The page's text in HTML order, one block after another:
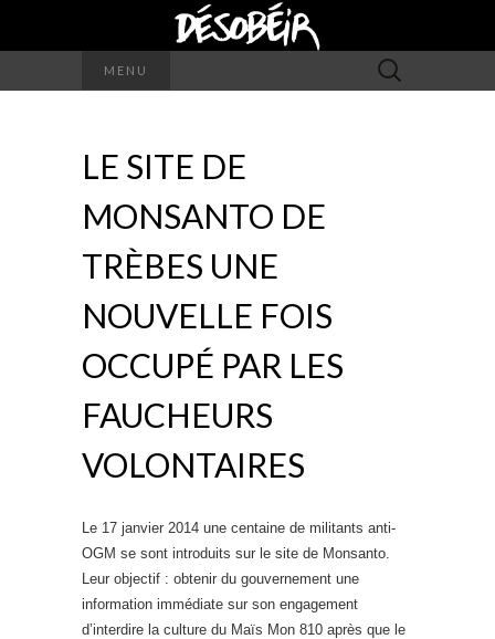
MENU Rechercher :
LE SITE DE
MONSANTO DE
TRÈBES UNE
NOUVELLE FOIS
OCCUPÉ PAR LES
FAUCHEURS
VOLONTAIRES
Le 17 janvier 2014 une centaine de militants anti-
OGM se sont introduits sur le site de Monsanto.
Leur objectif : obtenir du gouvernement une
information immédiate sur son engagement
d’interdire la culture du Maïs Mon 810 après que le